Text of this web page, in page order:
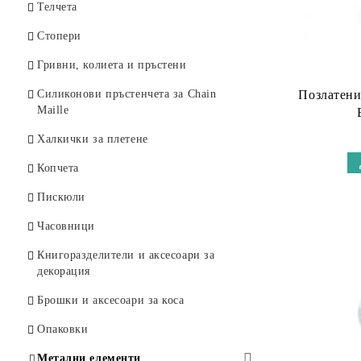
Овал
Ефектни мъниста
Лапис лазули
Цитрин
Аметист
Оникс
Опушен кварц
Динен кварц
Розов кварц
Матов кварц
Черешов кварц
Телчета
Стопери
Гривни, колиета и пръстени
Силиконови пръстенчета за Chain
Maille
Халкички за плетене
Копчета
Пискюли
Часовници
Книгоразделители и аксесоари за
декорация
Брошки и аксесоари за коса
Опаковки
Метални елементи